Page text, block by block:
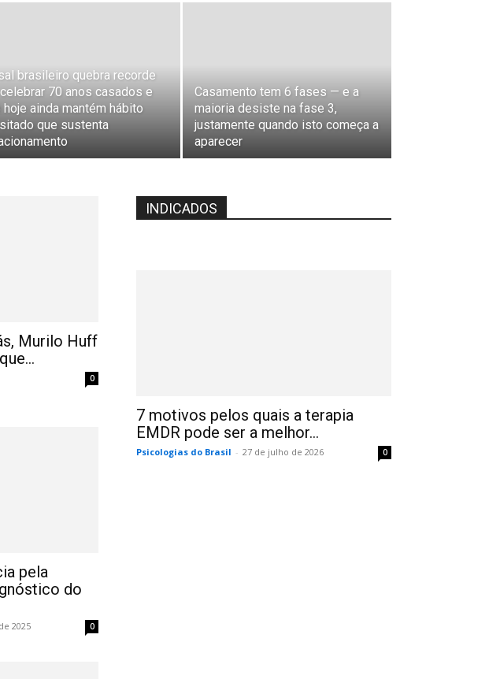
brasileiro quebra recorde
70 anos casados e
hoje ainda mantém hábito
que sustenta
Casamento tem 6 fases — e a
maioria desiste na fase 3,
justamente quando isto começa a
aparecer
Murilo Huff
0
pela
do
2025 0
INDICADOS
7 motivos pelos quais a terapia
EMDR pode ser a melhor...
Psicologias do Brasil - 27 de julho de 2026 0